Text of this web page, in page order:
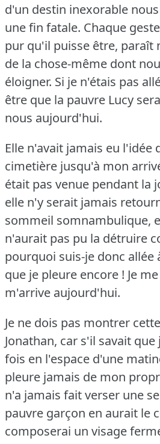
d'un destin inexorable
une fin fatale. Chaque
pur qu'il puisse être, paraît
de la chose-même dont
éloigner. Si je n'étais pas
être que la pauvre Lucy
nous aujourd'hui.
Elle n'avait jamais eu l'idée
cimetière jusqu'à mon
était pas venue pendant la
elle n'y serait jamais
sommeil somnambulique,
n'aurait pas pu la détruire
pourquoi suis-je donc allée
que je pleure encore ! Je
m'arrive aujourd'hui.
Je ne dois pas montrer
Jonathan, car s'il savait
fois en l'espace d'une
pleure jamais de mon
n'a jamais fait verser une
pauvre garçon en aurait le
composerai un visage